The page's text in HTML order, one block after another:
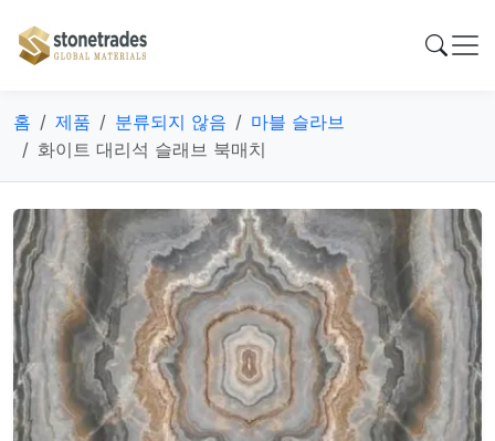
홈 제품 분류되지 않음
마블 슬라브
화이트 대리석 슬래브 북매치